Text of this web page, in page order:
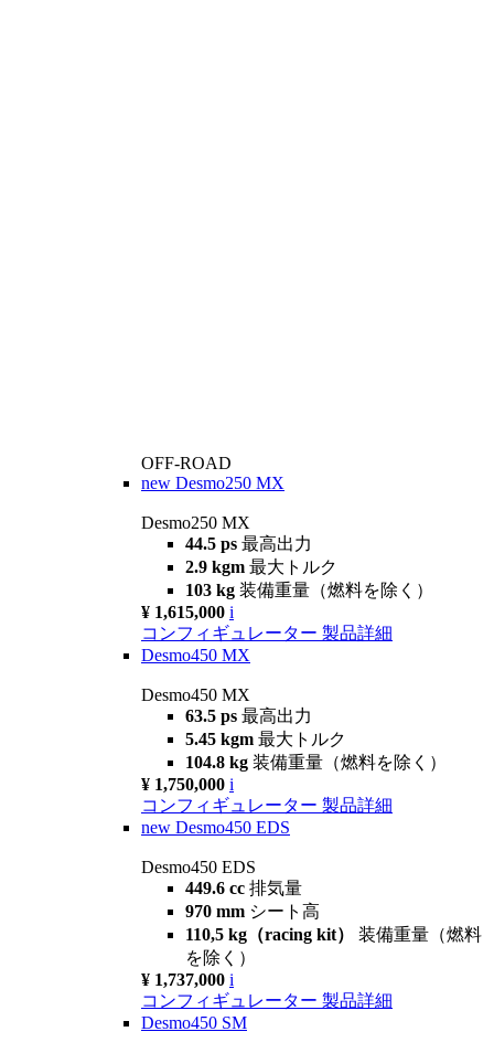
OFF-ROAD
new Desmo250 MX
Desmo250 MX
44.5 ps 最高出力
2.9 kgm 最大トルク
103 kg 装備重量（燃料を除く）
¥ 1,615,000 i
コンフィギュレーター 製品詳細
Desmo450 MX
Desmo450 MX
63.5 ps 最高出力
5.45 kgm 最大トルク
104.8 kg 装備重量（燃料を除く）
¥ 1,750,000 i
コンフィギュレーター 製品詳細
new Desmo450 EDS
Desmo450 EDS
449.6 cc 排気量
970 mm シート高
110,5 kg（racing kit） 装備重量（燃料
を除く）
¥ 1,737,000 i
コンフィギュレーター 製品詳細
Desmo450 SM